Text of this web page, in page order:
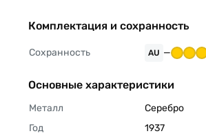
Комплектация и сохранность
Сохранность AU —
Основные характеристики
Металл
Серебро
Год
1937